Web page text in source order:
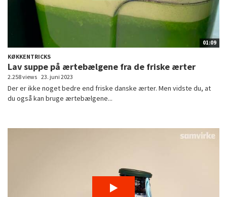
01:09
KØKKENTRICKS
Lav suppe på ærtebælgene fra de friske ærter
2.258 views 23. juni 2023
Der er ikke noget bedre end friske danske ærter. Men vidste du, at
du også kan bruge ærtebælgene...